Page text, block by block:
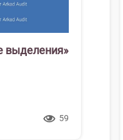
выделения»
59